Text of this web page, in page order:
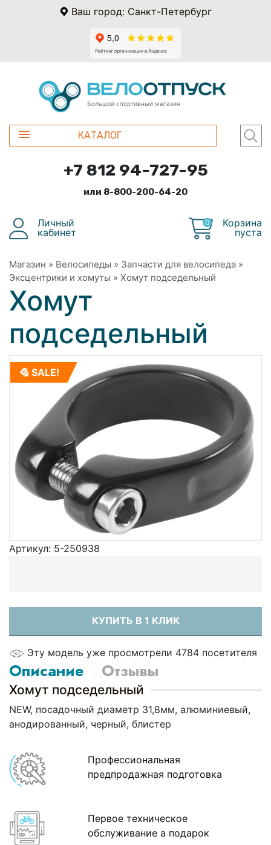
Ваш город: Санкт-Петербург
Большой спортивный магазин
КАТАЛОГ
+7 812 94-727-95
или 8-800-200-64-20
Личный
кабинет
0
Корзина
пуста
Магазин » Велосипеды » Запчасти для велосипеда »
Эксцентрики и хомуты » Хомут подседельный
Хомут
подседельный
SALE!
Артикул: 5-250938
КУПИТЬ В 1 КЛИК
Эту модель уже просмотрели 4784 посетителя
Описание Отзывы
Хомут подседельный
NEW, посадочный диаметр 31,8мм, алюминиевый,
анодированный, черный, блистер
Профессиональная
предпродажная подготовка
Первое техническое
обслуживание а подарок